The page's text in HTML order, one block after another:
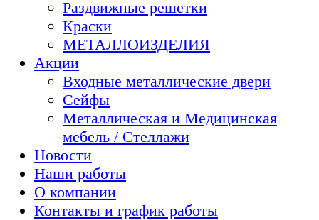
Раздвижные решетки
Краски
МЕТАЛЛОИЗДЕЛИЯ
Акции
Входные металлические двери
Сейфы
Металлическая и Медицинская
мебель / Стеллажи
Новости
Наши работы
О компании
Контакты и график работы